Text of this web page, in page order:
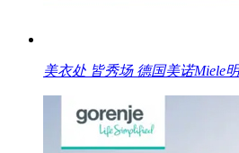
美衣处 皆秀场 德国美诺Miele